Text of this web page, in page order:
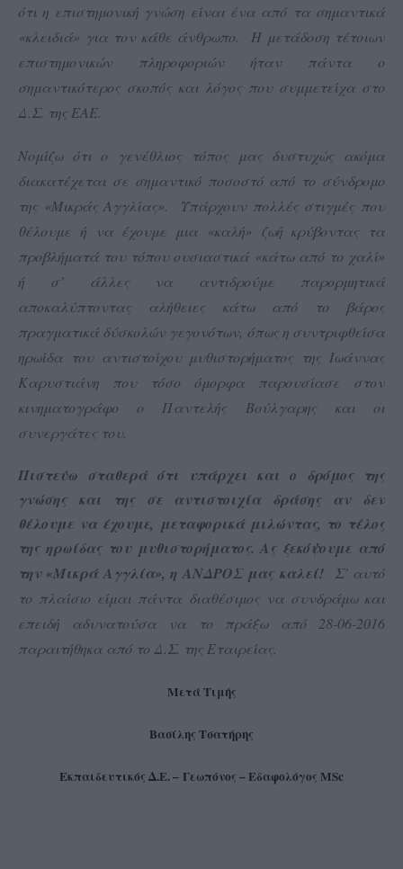
ότι η επιστημονική γνώση είναι ένα από τα σημαντικά
«κλειδιά» για τον κάθε άνθρωπο. Η μετάδοση τέτοιων
επιστημονικών πληροφοριών ήταν πάντα ο
σημαντικότερος σκοπός και λόγος που συμμετείχα στο
Δ.Σ. της ΕΑΕ.
Νομίζω ότι ο γενέθλιος τόπος μας δυστυχώς ακόμα
διακατέχεται σε σημαντικό ποσοστό από το σύνδρομο
της «Μικράς Αγγλίας». Υπάρχουν πολλές στιγμές που
θέλουμε ή να έχουμε μια «καλή» ζωή κρύβοντας τα
προβλήματά του τόπου ουσιαστικά «κάτω από το χαλί»
ή σ’ άλλες να αντιδρούμε παρορμητικά
αποκαλύπτοντας αλήθειες κάτω από το βάρος
πραγματικά δύσκολών γεγονότων, όπως η συντριφθείσα
ηρωίδα του αντιστοίχου μυθιστορήματος της Ιωάννας
Καρυστιάνη που τόσο όμορφα παρουσίασε στον
κινηματογράφο ο Παντελής Βούλγαρης και οι
συνεργάτες του.
Πιστεύω σταθερά ότι υπάρχει και ο δρόμος της
γνώσης και της σε αντιστοιχία δράσης αν δεν
θέλουμε να έχουμε, μεταφορικά μιλώντας, το τέλος
της ηρωίδας του μυθιστορήματος. Ας ξεκόψουμε από
την «Μικρά Αγγλία», η ΑΝΔΡΟΣ μας καλεί!Σ’ αυτό
το πλαίσιο είμαι πάντα διαθέσιμος να συνδράμω και
επειδή αδυνατούσα να το πράξω από 28-06-2016
παραιτήθηκα από το Δ.Σ. της Εταιρείας.
Μετά Τιμής
Βασίλης Τσατήρης
Εκπαιδευτικός Δ.Ε. – Γεωπόνος – Εδαφολόγος MSc